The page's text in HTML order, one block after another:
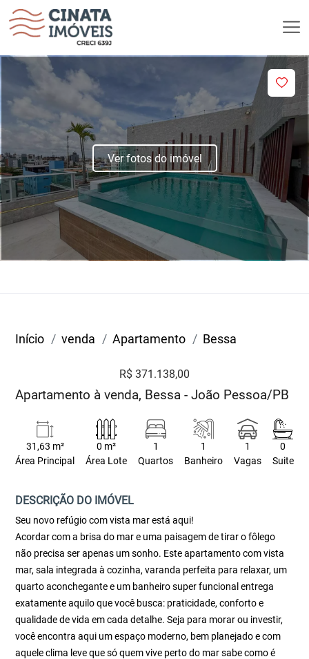
Ver fotos do imóvel
Início venda Apartamento Bessa
R$ 371.138,00
Apartamento à venda, Bessa - João Pessoa/PB
31,63 m²
Área Principal
0 m²
Área Lote
1
Quartos
1
Banheiro
1
Vagas
0
Suite
DESCRIÇÃO DO IMÓVEL
Seu novo refúgio com vista mar está aqui!
Acordar com a brisa do mar e uma paisagem de tirar o fôlego
não precisa ser apenas um sonho. Este apartamento com vista
mar, sala integrada à cozinha, varanda perfeita para relaxar, um
quarto aconchegante e um banheiro super funcional entrega
exatamente aquilo que você busca: praticidade, conforto e
qualidade de vida em cada detalhe. Seja para morar ou investir,
você encontra aqui um espaço moderno, bem planejado e com
aquele clima leve que só quem vive perto do mar sabe como é